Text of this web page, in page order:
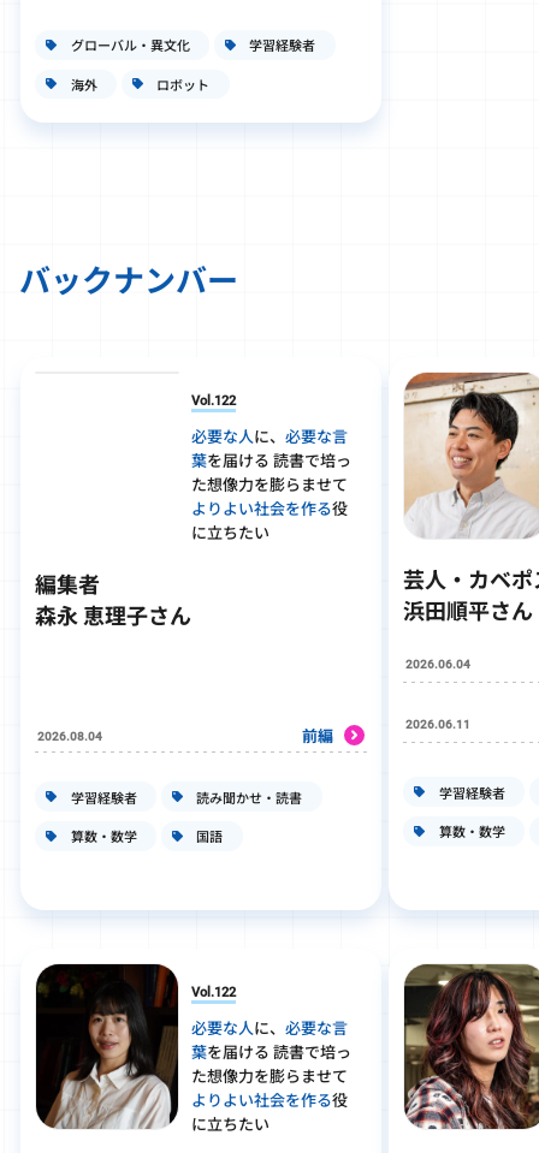
グローバル・異文化 学習経験者
海外 ロボット
バックナンバー
Vol.122
必要な人に、 必要な言
葉を届ける 読書で培っ
た想像力を膨らませて
よりよい社会を作る役
に立ちたい
編集者
森永 恵理子さん
2026.08.04 前編
学習経験者 読み聞かせ・読書
算数・数学 国語
Vol.122
必要な人に、 必要な言
葉を届ける 読書で培っ
た想像力を膨らませて
よりよい社会を作る役
に立ちたい
芸人・カベ
浜田順平さん
2026.06.04
2026.06.11
学習経験者
算数・数学